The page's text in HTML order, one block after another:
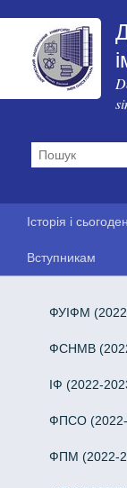
Історія і
Вступникам
ФУІФМ
ФСНМВ
ІФ (2022-
ФПСО (2022-
ФПМ (2022-